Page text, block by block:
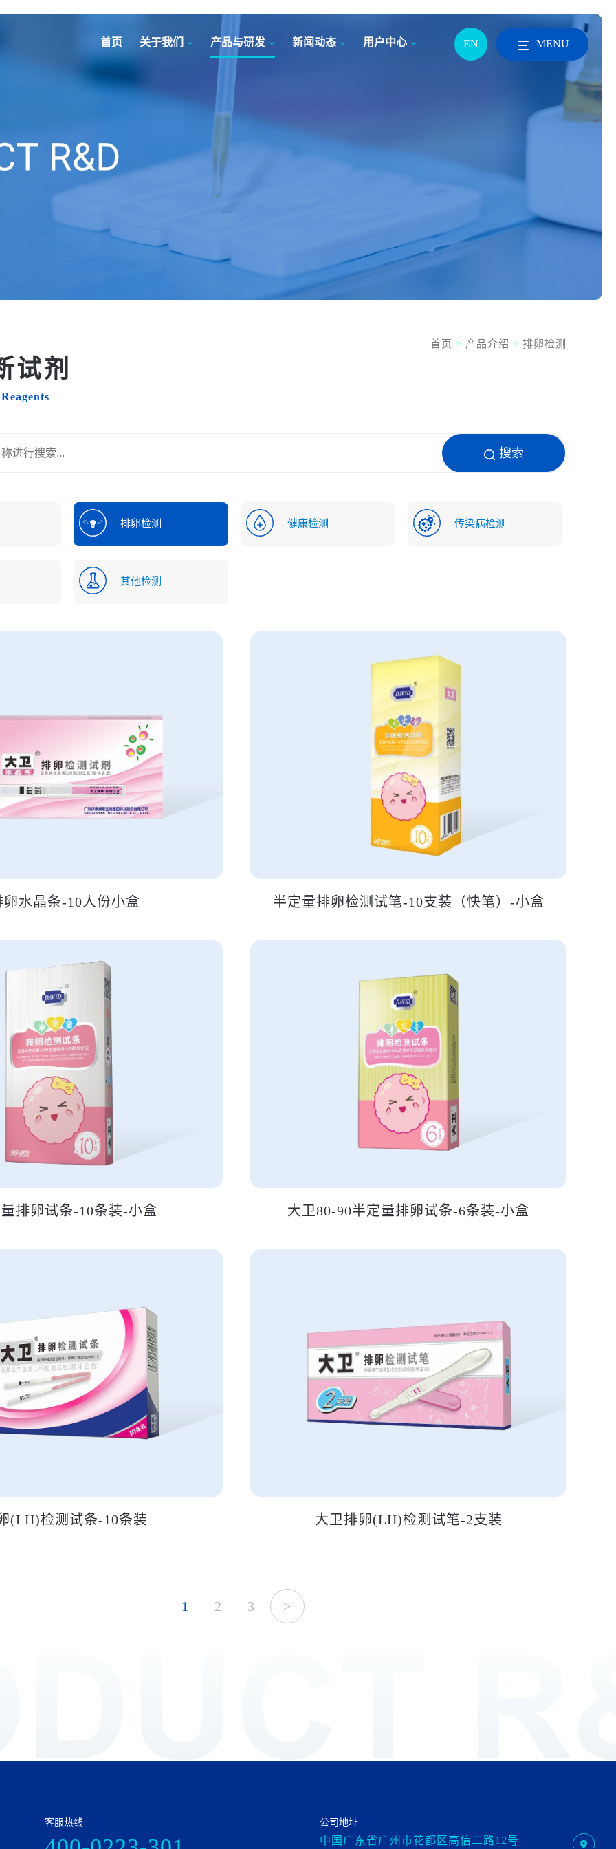
首页 关于我们 产品与研发 新闻动态 用户中心 EN MENU
首页 > 产品介绍 > 排卵检测
试剂
搜索
排卵检测 健康检测 传染病检测
其他检测
卵水晶条-10人份小盒 半定量排卵检测试笔-10支装（快笔）-小盒
排卵试条-10条装-小盒 大卫80-90半定量排卵试条-6条装-小盒
(LH)检测试条-10条装 大卫排卵(LH)检测试笔-2支装
1 2 3 >
客服热线 公司地址
中国广东省广州市花都区高信二路12号